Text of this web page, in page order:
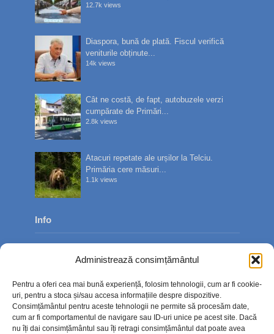
Administrează consimțământul
Pentru a oferi cea mai bună experiență, folosim tehnologii, cum ar fi cookie-
uri, pentru a stoca și/sau accesa informațiile despre dispozitive.
Consimțământul pentru aceste tehnologii ne permite să procesăm date,
cum ar fi comportamentul de navigare sau ID-uri unice pe acest site. Dacă
nu îți dai consimțământul sau îți retragi consimțământul dat poate avea
12.7k views
Diaspora, bună de plată. Fiscul verifică
veniturile obținute...
14k views
Cât ne costă, de fapt, autobuzele verzi
cumpărate de Primări...
2.8k views
Atacuri repetate ale urșilor la Telciu.
Primăria cere măsuri...
1.1k views
Info
Contact
Politica de confidențialitate